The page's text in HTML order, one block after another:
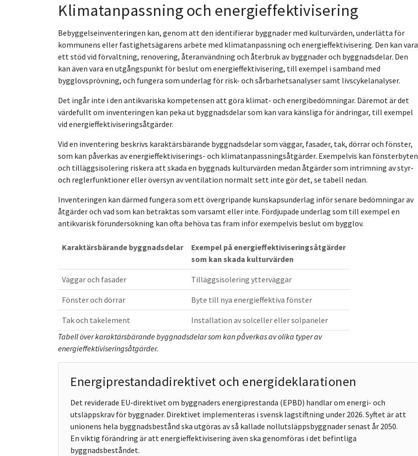
Klimatanpassning och energieffektivisering
Bebyggelseinventeringen kan, genom att den identifierar byggnader med kulturvärden, underlätta för
kommunens eller fastighetsägarens arbete med klimatanpassning och energieffektivisering. Den kan vara
ett stöd vid förvaltning, renovering, återanvändning och återbruk av byggnader och byggnadsdelar. Den
kan även vara en utgångspunkt för beslut om energieffektivisering, till exempel i samband med
bygglovsprövning, och fungera som underlag för risk- och sårbarhetsanalyser samt livscykelanalyser.
Det ingår inte i den antikvariska kompetensen att göra klimat- och energibedömningar. Däremot är det
värdefullt om inventeringen kan peka ut byggnadsdelar som kan vara känsliga för ändringar, till exempel
vid energieffektiviseringsåtgärder.
Vid en inventering beskrivs karaktärsbärande byggnadsdelar som väggar, fasader, tak, dörrar och fönster,
som kan påverkas av energieffektiviserings- och klimatanpassningsåtgärder. Exempelvis kan fönsterbyten
och tilläggsisolering riskera att skada en byggnads kulturvärden medan åtgärder som intrimning av styr-
och reglerfunktioner eller översyn av ventilation normalt sett inte gör det, se tabell nedan.
Inventeringen kan därmed fungera som ett övergripande kunskapsunderlag inför senare bedömningar av
åtgärder och vad som kan betraktas som varsamt eller inte. Fördjupade underlag som till exempel en
antikvarisk förundersökning kan ofta behöva tas fram inför exempelvis beslut om bygglov.
Karaktärsbärande byggnadsdelar
Exempel på energieffektiviseringsåtgärder
som kan skada kulturvärden
Väggar och fasader Tilläggsisolering ytterväggar
Fönster och dörrar Byte till nya energieffektiva fönster
Tak och takelement
Installation av solceller eller solpaneler
Tabell över karaktärsbärande byggnadsdelar som kan påverkas av olika typer av
energieffektiviseringsåtgärder.
Energiprestandadirektivet och energideklarationen
Det reviderade EU-direktivet om byggnaders energiprestanda (EPBD) handlar om energi- och
utsläppskrav för byggnader. Direktivet implementeras i svensk lagstiftning under 2026. Syftet är att
unionens hela byggnadsbestånd ska utgöras av så kallade nollutsläppsbyggnader senast år 2050.
En viktig förändring är att energieffektivisering även ska genomföras i det befintliga
byggnadsbeståndet.